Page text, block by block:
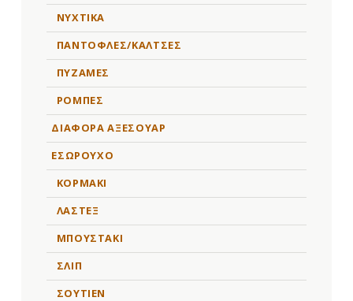
ΝΥΧΤΙΚΑ
ΠΑΝΤΟΦΛΕΣ/ΚΑΛΤΣΕΣ
ΠΥΖΑΜΕΣ
ΡΟΜΠΕΣ
ΔΙΑΦΟΡΑ ΑΞΕΣΟΥΑΡ
ΕΣΩΡΟΥΧΟ
ΚΟΡΜΑΚΙ
ΛΑΣΤΕΞ
ΜΠΟΥΣΤΑΚΙ
ΣΛΙΠ
ΣΟΥΤΙΕΝ